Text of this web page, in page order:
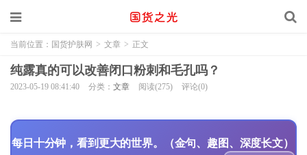
当前位置： 国货护肤网 > 文章 > 正文
纯露真的可以改善闭口粉刺和毛孔吗？
2023-05-19 08:41:40 分类： 文章 阅读(275) 评论(0)
每日十分钟，看到更大的世界。（金句、趣图、深度长文）